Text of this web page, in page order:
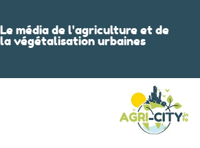
Le média de l'agriculture et de
la végétalisation urbaines